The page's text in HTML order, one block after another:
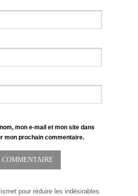
mon e-mail et mon site dans
mon prochain commentaire.
pour réduire les indésirables.